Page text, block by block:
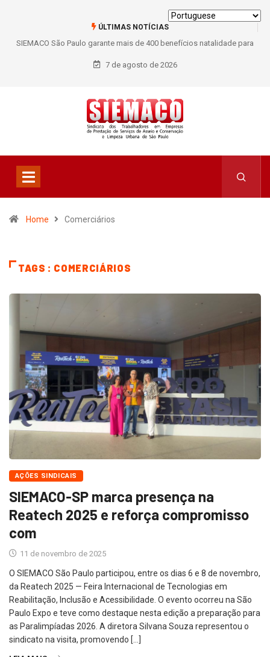
ÚLTIMAS NOTÍCIAS
SIEMACO São Paulo garante mais de 400 benefícios natalidade para
trabalhadores do Asseio em 2026
7 de agosto de 2026
Home Comerciários
TAGS : COMERCIÁRIOS
AÇÕES SINDICAIS
SIEMACO-SP marca presença na
Reatech 2025 e reforça compromisso
com
11 de novembro de 2025
O SIEMACO São Paulo participou, entre os dias 6 e 8 de novembro,
da Reatech 2025 — Feira Internacional de Tecnologias em
Reabilitação, Inclusão e Acessibilidade. O evento ocorreu na São
Paulo Expo e teve como destaque nesta edição a preparação para
as Paralimpíadas 2026. A diretora Silvana Souza representou o
sindicato na visita, promovendo […]